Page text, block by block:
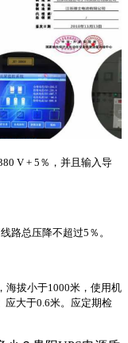
V + 5％，并且输入导
总压降不超过5％。
拔小于1000米，使用机
应大于0.6米。应定期检